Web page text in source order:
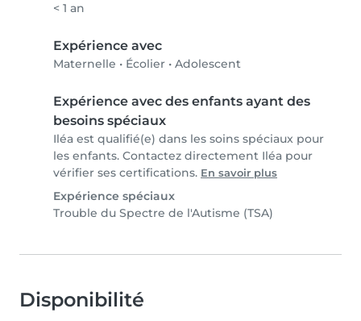
< 1 an
Expérience avec
Maternelle • Écolier • Adolescent
Expérience avec des enfants ayant des
besoins spéciaux
Iléa est qualifié(e) dans les soins spéciaux pour
les enfants. Contactez directement Iléa pour
vérifier ses certifications. En savoir plus
Expérience spéciaux
Trouble du Spectre de l'Autisme (TSA)
Disponibilité